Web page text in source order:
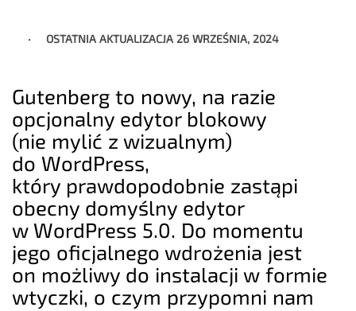
OSTATNIA AKTUALIZACJA 26 WRZEŚNIA, 2024
Gutenberg to nowy, na razie
opcjonalny edytor blokowy
(nie mylić z wizualnym)
do WordPress,
który prawdopodobnie zastąpi
obecny domyślny edytor
w WordPress 5.0. Do momentu
jego oficjalnego wdrożenia jest
on możliwy do instalacji w formie
wtyczki, o czym przypomni nam